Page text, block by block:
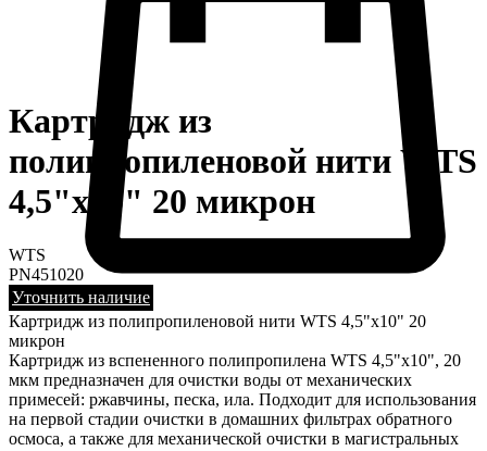
Картридж из
полипропиленовой нити WTS
4,5"х10" 20 микрон
WTS
PN451020
Уточнить наличие
Картридж из полипропиленовой нити WTS 4,5"х10" 20
микрон
Картридж из вспененного полипропилена WTS 4,5"х10", 20
мкм предназначен для очистки воды от механических
примесей: ржавчины, песка, ила. Подходит для использования
на первой стадии очистки в домашних фильтрах обратного
осмоса, а также для механической очистки в магистральных